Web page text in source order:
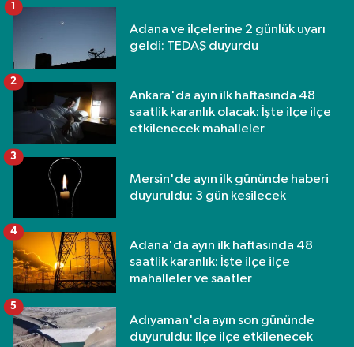
Adana ve ilçelerine 2 günlük uyarı
geldi: TEDAŞ duyurdu
1
Ankara'da ayın ilk haftasında 48
saatlik karanlık olacak: İşte ilçe ilçe
etkilenecek mahalleler
2
Mersin'de ayın ilk gününde haberi
duyuruldu: 3 gün kesilecek
3
Adana'da ayın ilk haftasında 48
saatlik karanlık: İşte ilçe ilçe
mahalleler ve saatler
4
Adıyaman'da ayın son gününde
duyuruldu: İlçe ilçe etkilenecek
5